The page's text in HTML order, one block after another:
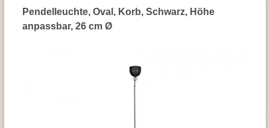
Pendelleuchte, Oval, Korb, Schwarz, Höhe
anpassbar, 26 cm Ø